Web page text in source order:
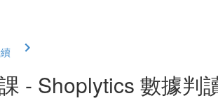
- Shoplytics 數據判